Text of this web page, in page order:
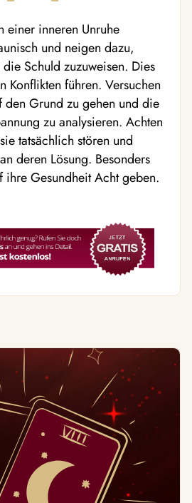
einer inneren Unruhe
und neigen dazu,
Schuld zuzuweisen. Dies
Konflikten führen. Versuchen
den Grund zu gehen und die
zu analysieren. Achten
tatsächlich stören und
deren Lösung. Besonders
ihre Gesundheit Acht geben.